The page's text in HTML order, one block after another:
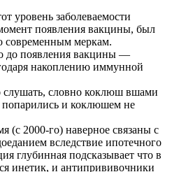
уровень заболеваемости
появления вакцины, был
современным меркам.
до появления вакцины —
накоплению иммунной
словно коклюш вшами
попарились и коклюшем не
(с 2000-го) наверное связаны с
вследствие ипотечного
глубинная подсказывает что в
инетик, и антипрививочники